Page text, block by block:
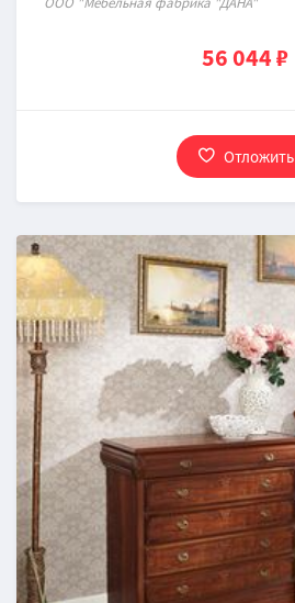
56 044 ₽
Отложить